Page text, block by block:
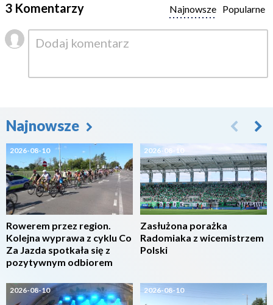
3 Komentarzy Popularne
Najnowsze
Najnowsze
2026-08-10
Rowerem przez region.
Kolejna wyprawa z cyklu Co
Za Jazda spotkała się z
pozytywnym odbiorem
2026-08-10
2026-08-10
Zasłużona porażka
Radomiaka z wicemistrzem
Polski
2026-08-10